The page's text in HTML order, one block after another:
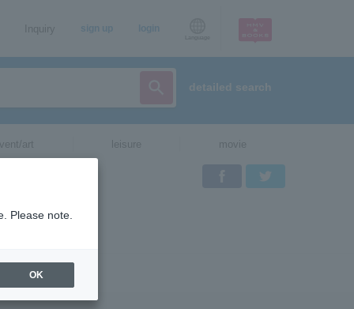
Inquiry sign up login
detailed search
art leisure movie
Facebook
Please note.
OK